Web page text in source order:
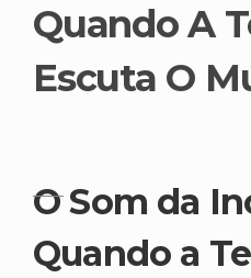
Quando A
Escuta O
O Som da
Quando a